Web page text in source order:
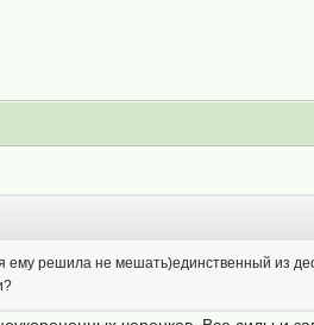
решила не мешать)единственный из